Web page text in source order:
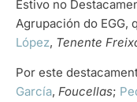
Estivo no
Agrupación do EGG,
López, Tenente
Por este
García, Foucellas;